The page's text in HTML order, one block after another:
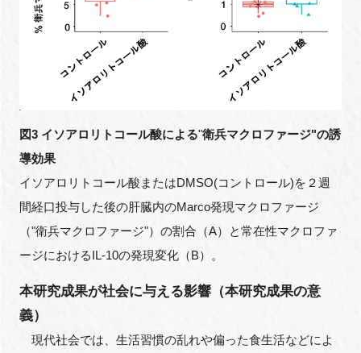
図3 イソアロリトコール酸による"衛兵マクロファージ"の誘
導効果
イソアロリトコール酸またはDMSO(コントロール)を２週
間経口投与した後の肝臓内のMarco発現マクロファージ
（"衛兵マクロファージ"）の割合（A）と常在性マクロファ
ージにおけるIL-10の発現変化（B）。
本研究成果が社会に与える影響（本研究成果の意
義）
現代社会では、生活習慣の乱れや偏った食生活などによ